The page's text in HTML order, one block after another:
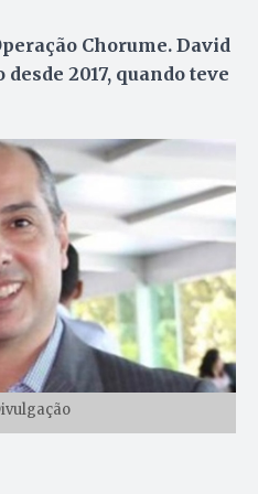
Chorume. David
2017, quando teve